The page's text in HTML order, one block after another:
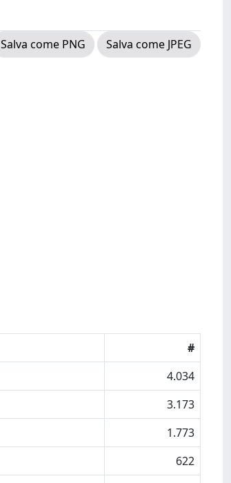
Salva come PNG
Salva come JPEG
#
4.034
3.173
1.773
622